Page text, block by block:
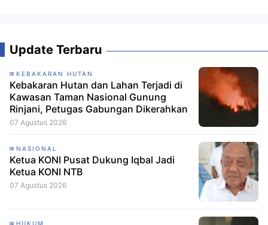
Update Terbaru
KEBAKARAN HUTAN
Kebakaran Hutan dan Lahan Terjadi di
Kawasan Taman Nasional Gunung
Rinjani, Petugas Gabungan Dikerahkan
07 Agustus 2026
NASIONAL
Ketua KONI Pusat Dukung Iqbal Jadi
Ketua KONI NTB
07 Agustus 2026
HUKUM